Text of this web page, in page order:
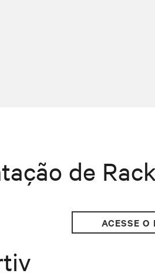
de
ACESSE O